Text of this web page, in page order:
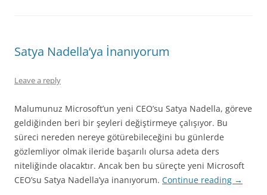
Satya Nadella’ya İnanıyorum
Leave a reply
Malumunuz Microsoft’un yeni CEO’su Satya Nadella, göreve
geldiğinden beri bir şeyleri değiştirmeye çalışıyor. Bu
süreci nereden nereye götürebileceğini bu günlerde
gözlemliyor olmak ileride başarılı olursa adeta ders
niteliğinde olacaktır. Ancak ben bu süreçte yeni Microsoft
CEO’su Satya Nadella’ya inanıyorum. Continue reading →